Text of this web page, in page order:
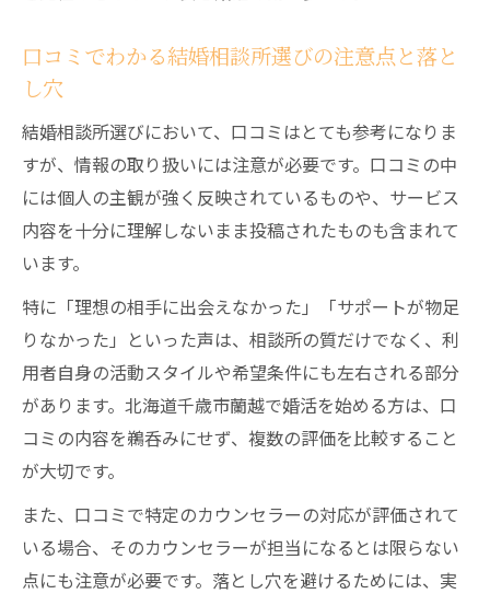
口コミでわかる結婚相談所選びの注意点と落と
し穴
結婚相談所選びにおいて、口コミはとても参考になりま
すが、情報の取り扱いには注意が必要です。口コミの中
には個人の主観が強く反映されているものや、サービス
内容を十分に理解しないまま投稿されたものも含まれて
います。
特に「理想の相手に出会えなかった」「サポートが物足
りなかった」といった声は、相談所の質だけでなく、利
用者自身の活動スタイルや希望条件にも左右される部分
があります。北海道千歳市蘭越で婚活を始める方は、口
コミの内容を鵜呑みにせず、複数の評価を比較すること
が大切です。
また、口コミで特定のカウンセラーの対応が評価されて
いる場合、そのカウンセラーが担当になるとは限らない
点にも注意が必要です。落とし穴を避けるためには、実